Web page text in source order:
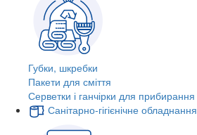
Губки, шкребки
Пакети для сміття
Серветки і ганчірки для прибирання
Санітарно-гігієнічне обладнання